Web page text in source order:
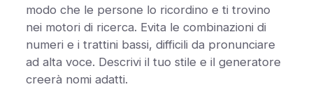
modo che le persone lo ricordino e ti trovino
nei motori di ricerca. Evita le combinazioni di
numeri e i trattini bassi, difficili da pronunciare
ad alta voce. Descrivi il tuo stile e il generatore
creerà nomi adatti.